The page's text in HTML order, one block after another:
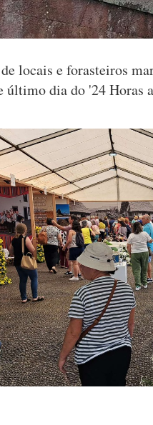
locais e forasteiros
último dia do '24 Horas